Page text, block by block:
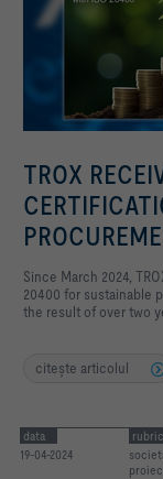
TROX
Since March 2024,
20400 for sustainable
the result of over two
citeşte articolul
data
19-04-2024